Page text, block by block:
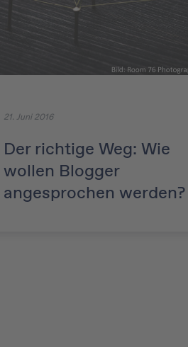
21. Juni 2016
Der richtige Weg: Wie
wollen Blogger
angesprochen werden?